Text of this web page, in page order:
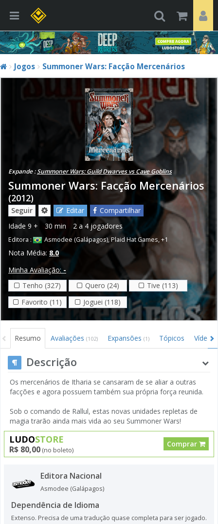
Jogos Summoner Wars: Facção Mercenários
Expande :Summoner Wars: Guild Dwarves vs Cave Goblins
Summoner Wars: Facção Mercenários
(2012)
Seguir Editar
Compartilhar
Idade 9 + 30 min 2 a 4 jogadores
Editora : Asmodee (Galápagos),Plaid Hat Games,+1
Nota Média: 8.0
Minha Avaliação: -
Tenho (327)
Quero (24)
Tive (113)
Favorito (11)
Joguei (118)
Resumo Avaliações (102) Expansões (1) Tópicos Vídeos
Descrição
Os mercenários de Itharia se cansaram de se aliar a outras
facções e agora possuem também sua própria força reunida.
Sob o comando de Rallul, estas novas unidades repletas de
magia trarão ainda mais vida ao seu Summoner Wars!
LUDOSTORE
R$ 80,00 (no boleto)
Comprar
Editora Nacional
Asmodee (Galápagos)
Dependência de Idioma
Extenso. Precisa de uma tradução quase completa para ser jogado.